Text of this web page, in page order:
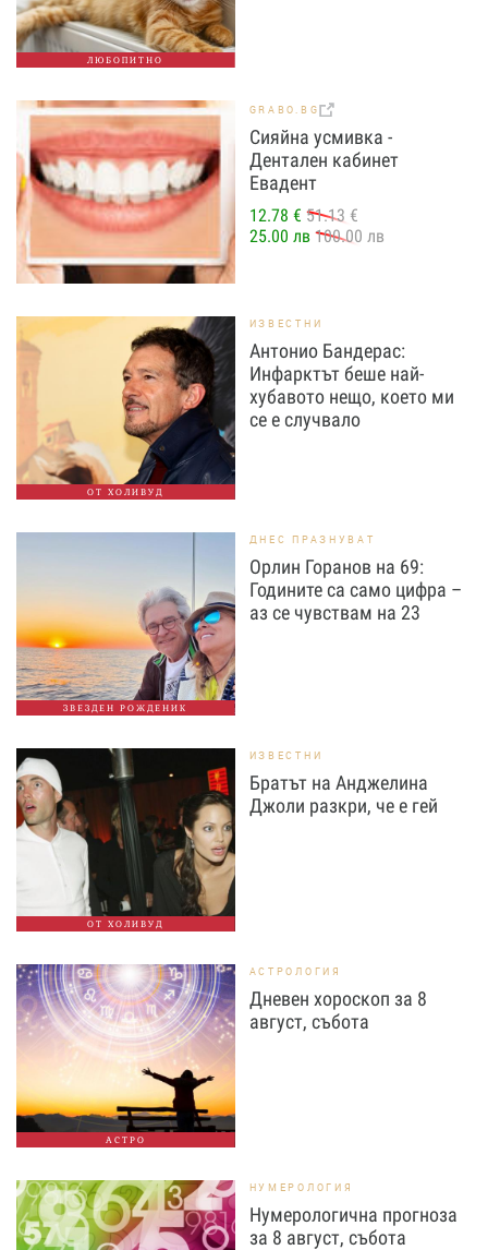
ЛЮБОПИТНО
GRABO.BG
Сияйна усмивка -
Дентален кабинет
Евадент
12.78 € 51.13 €
25.00 лв 100.00 лв
ОТ ХОЛИВУД
ИЗВЕСТНИ
Антонио Бандерас:
Инфарктът беше най-
хубавото нещо, което ми
се е случвало
ЗВЕЗДЕН РОЖДЕНИК
ДНЕС ПРАЗНУВАТ
Орлин Горанов на 69:
Годините са само цифра –
аз се чувствам на 23
ОТ ХОЛИВУД
ИЗВЕСТНИ
Братът на Анджелина
Джоли разкри, че е гей
АСТРО
АСТРОЛОГИЯ
Дневен хороскоп за 8
август, събота
НУМЕРОЛОГИЯ
Нумерологична прогноза
за 8 август, събота